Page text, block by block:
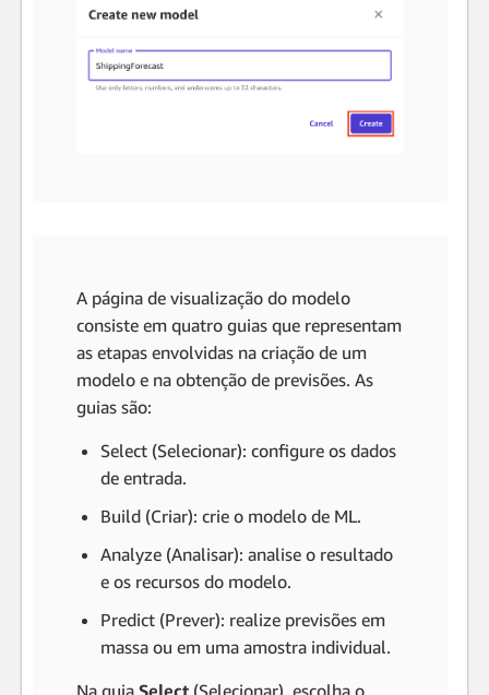
A página de visualização do modelo
consiste em quatro guias que representam
as etapas envolvidas na criação de um
modelo e na obtenção de previsões. As
guias são:
Select (Selecionar): configure os dados
de entrada.
Build (Criar): crie o modelo de ML.
Analyze (Analisar): analise o resultado
e os recursos do modelo.
Predict (Prever): realize previsões em
massa ou em uma amostra individual.
Na guia Select (Selecionar), escolha o